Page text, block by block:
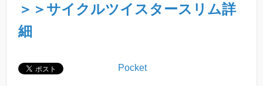
＞＞サイクルツイスタースリム詳
細
Pocket